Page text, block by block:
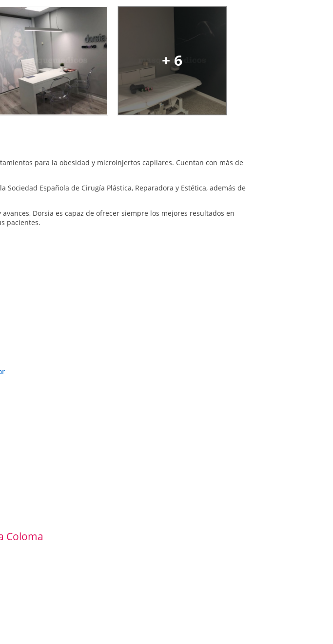
+ 6
para la obesidad y microinjertos capilares. Cuentan con más de
Española de Cirugía Plástica, Reparadora y Estética, además de
Dorsia es capaz de ofrecer siempre los mejores resultados en
pacientes.
Coloma